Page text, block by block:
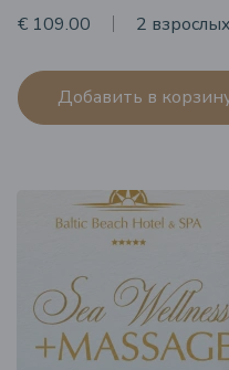
€ 109.00 2
Добавить в